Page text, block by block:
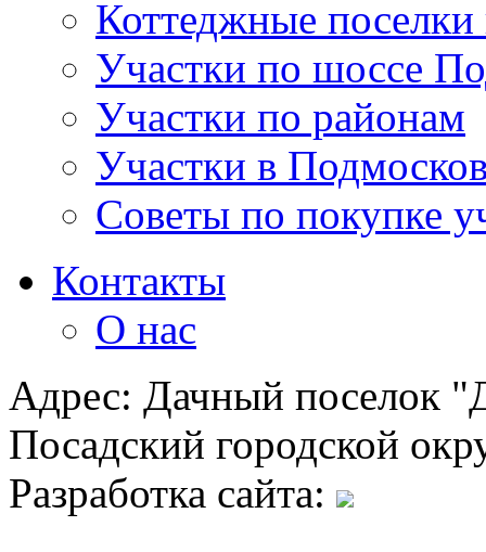
Коттеджные
Участки по шоссе
Участки по районам
Участки в
Советы по покупке
Контакты
О нас
Адрес: Дачный поселок
Посадский городской
Разработка сайта: